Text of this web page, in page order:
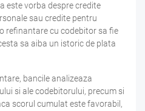
este vorba despre credite
sau credite pentru
refinantare cu codebitor sa fie
sa aiba un istoric de plata
bancile analizeaza
si ale codebitorului, precum si
scorul cumulat este favorabil,